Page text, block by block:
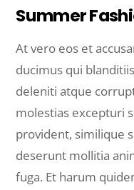
Summer
At vero eos et
ducimus qui
deleniti atque
molestias excepturi
provident, similique
deserunt mollitia
fuga. Et harum